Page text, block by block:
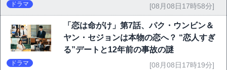
ドラマ [08月08日17時58分]
「恋は命がけ」第7話、パク・ウンビン＆
ヤン・セジョンは本物の恋へ？ “恋人すぎ
る”デートと12年前の事故の謎
ドラマ [08月08日17時19分]